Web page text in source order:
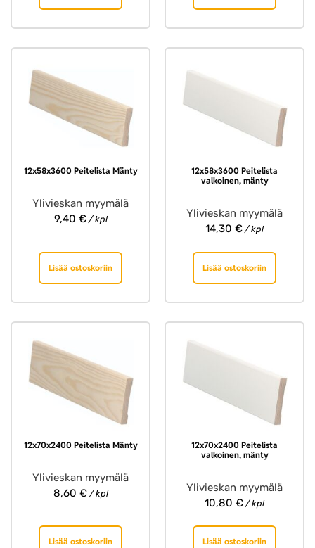
12x58x3600 Peitelista Mänty
Ylivieskan myymälä
9,40 €/ kpl
Lisää ostoskoriin
12x58x3600 Peitelista
valkoinen, mänty
Ylivieskan myymälä
14,30 € / kpl
Lisää ostoskoriin
12x70x2400 Peitelista Mänty
Ylivieskan myymälä
8,60 €/ kpl
Lisää ostoskoriin
12x70x2400 Peitelista
valkoinen, mänty
Ylivieskan myymälä
10,80 € / kpl
Lisää ostoskoriin